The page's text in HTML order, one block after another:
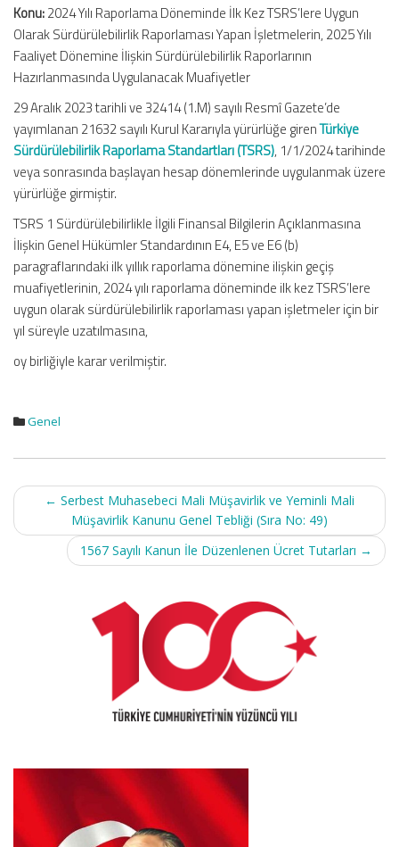
Konu:2024 Yılı Raporlama Döneminde İlk Kez TSRS’lere Uygun
Olarak Sürdürülebilirlik Raporlaması Yapan İşletmelerin, 2025 Yılı
Faaliyet Dönemine İlişkin Sürdürülebilirlik Raporlarının
Hazırlanmasında Uygulanacak Muafiyetler
29 Aralık 2023 tarihli ve 32414 (1.M) sayılı Resmî Gazete’de
yayımlanan 21632 sayılı Kurul Kararıyla yürürlüğe girenTürkiye
Sürdürülebilirlik Raporlama Standartları (TSRS), 1/1/2024 tarihinde
veya sonrasında başlayan hesap dönemlerinde uygulanmak üzere
yürürlüğe girmiştir.
TSRS 1 Sürdürülebilirlikle İlgili Finansal Bilgilerin Açıklanmasına
İlişkin Genel Hükümler Standardının E4, E5 ve E6 (b)
paragraflarındaki ilk yıllık raporlama dönemine ilişkin geçiş
muafiyetlerinin, 2024 yılı raporlama döneminde ilk kez TSRS’lere
uygun olarak sürdürülebilirlik raporlaması yapan işletmeler için bir
yıl süreyle uzatılmasına,
oy birliğiyle karar verilmiştir.
Genel
Post
navigation
← Serbest Muhasebeci Mali Müşavirlik ve Yeminli Mali
Müşavirlik Kanunu Genel Tebliği (Sıra No: 49)
1567 Sayılı Kanun İle Düzenlenen Ücret Tutarları →